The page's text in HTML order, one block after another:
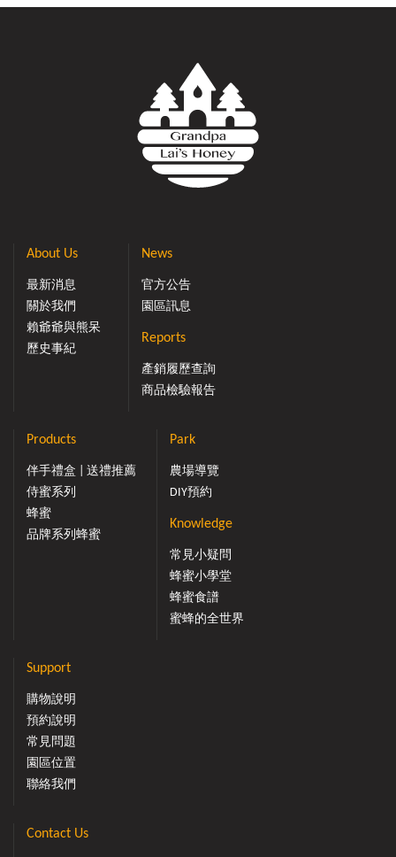
About Us
最新消息
關於我們
賴爺爺與熊呆
歷史事紀
News
官方公告
園區訊息
Reports
產銷履歷查詢
商品檢驗報告
Products
伴手禮盒 | 送禮推薦
侍蜜系列
蜂蜜
品牌系列蜂蜜
Park
農場導覽
DIY預約
Knowledge
常見小疑問
蜂蜜小學堂
蜂蜜食譜
蜜蜂的全世界
Support
購物說明
預約說明
常見問題
園區位置
聯絡我們
Contact Us